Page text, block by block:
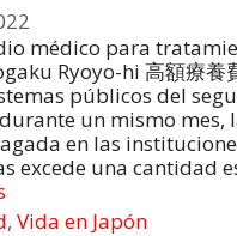
médico para
Ryoyo-hi 高額療
públicos del
un mismo mes,
en las
excede una cantidad
,Vida en Japón